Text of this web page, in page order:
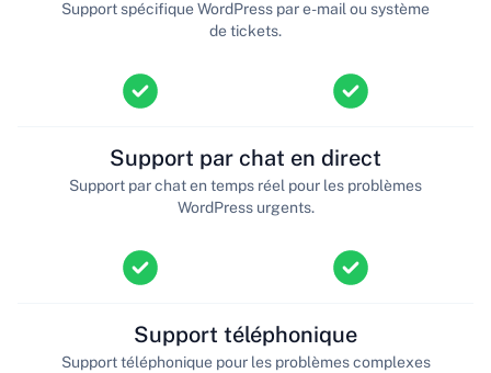
Support spécifique WordPress par e-mail ou système
de tickets.
Support par chat en direct
Support par chat en temps réel pour les problèmes
WordPress urgents.
Support téléphonique
Support téléphonique pour les problèmes complexes